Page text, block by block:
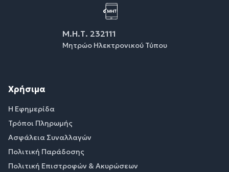
Μ.Η.Τ. 232111
Μητρώο Ηλεκτρονικού Τύπου
Χρήσιμα
Η Εφημερίδα
Τρόποι Πληρωμής
Ασφάλεια Συναλλαγών
Πολιτική Παράδοσης
Πολιτική Επιστροφών & Ακυρώσεων